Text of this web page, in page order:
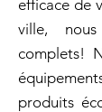
efficace de
ville,
complets!
produits